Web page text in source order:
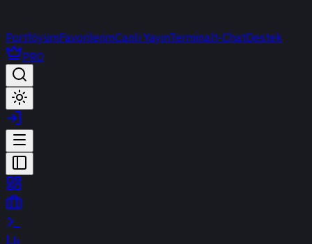
PortföyümFavorilerimCanlı YayınTerminalt-ChatDestek
PRO